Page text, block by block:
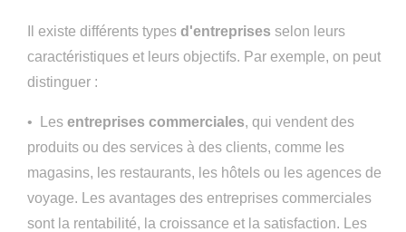
Il existe différents typesd'entreprises selon leurs
caractéristiques et leurs objectifs. Par exemple, on peut
distinguer :
• Lesentreprises commerciales, qui vendent des
produits ou des services à des clients, comme les
magasins, les restaurants, les hôtels ou les agences de
voyage. Les avantages des entreprises commerciales
sont la rentabilité, la croissance et la satisfaction. Les